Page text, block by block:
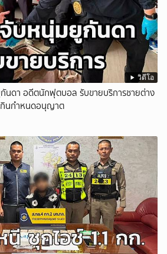
วิดีโอ
นดา อดีตนักฟุตบอล รับขายบริการชายต่าง
กินกำหนดอนุญาต